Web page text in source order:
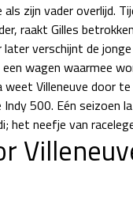
zijn vader overlijd.
raakt Gilles
verschijnt de
wagen waarmee
Villeneuve door
500. Eén seizoen
het neefje van